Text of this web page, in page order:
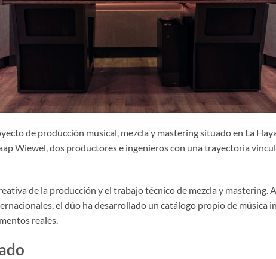
de producción musical, mezcla y mastering situado en La
Wiewel, dos productores e ingenieros con una trayectoria
de la producción y el trabajo técnico de mezcla y mastering.
el dúo ha desarrollado un catálogo propio de música
reales.